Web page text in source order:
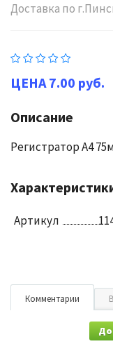
Доставка по
7.00 руб.
Описание
Регистратор A4
Артикул
Комментарии